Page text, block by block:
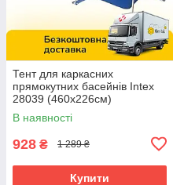
Тент для каркасних
прямокутних басейнів Intex
28039 (460x226см)
В наявності
928 ₴ 1 289 ₴
Купити